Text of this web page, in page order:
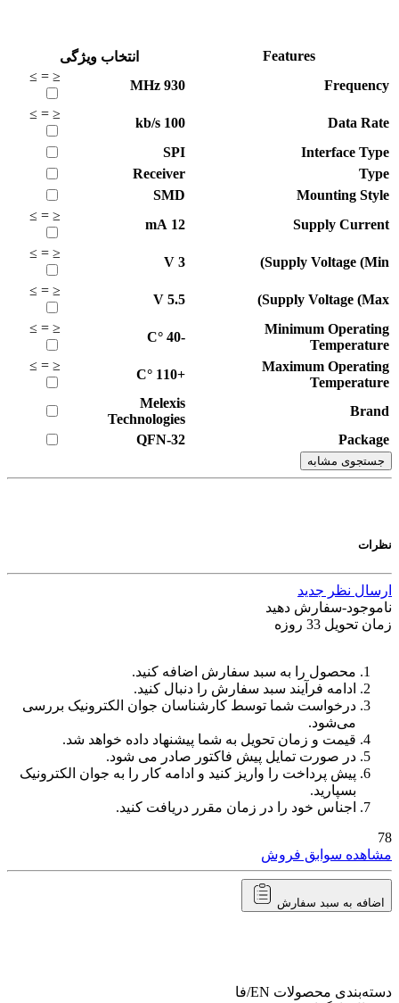
Features
انتخاب ویژگی
Frequency
930
MHz
≤
=
≥
Data Rate
100
kb/s
≤
=
≥
Interface Type
SPI
Type
Receiver
Mounting Style
SMD
Supply Current
12
mA
≤
=
≥
Supply Voltage (Min)
3
V
≤
=
≥
Supply Voltage (Max)
5.5
V
≤
=
≥
Minimum Operating
Temperature
-40
°C
≤
=
≥
Maximum Operating
Temperature
+110
°C
≤
=
≥
Brand
Melexis
Technologies
Package
QFN-32
جستجوی مشابه
نظرات
ارسال نظر جدید
ناموجود-سفارش دهید
زمان تحویل 33 روزه
محصول را به سبد سفارش اضافه کنید.
ادامه فرآیند سبد سفارش را دنبال کنید.
درخواست شما توسط کارشناسان جوان الکترونیک بررسی
می‌شود.
قیمت و زمان تحویل به شما پیشنهاد داده خواهد شد.
در صورت تمایل پیش فاکتور صادر می شود.
پیش پرداخت را واریز کنید و ادامه کار را به جوان الکترونیک
بسپارید.
اجناس خود را در زمان مقرر دریافت کنید.
78
مشاهده سوابق فروش
اضافه به سبد سفارش
دسته‌بندی محصولات EN/فا